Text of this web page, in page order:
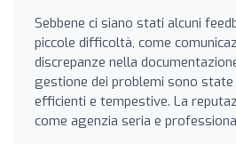
Sebbene ci siano stati alcuni
piccole difficoltà, come
discrepanze nella
gestione dei problemi sono
efficienti e tempestive. La
come agenzia seria e